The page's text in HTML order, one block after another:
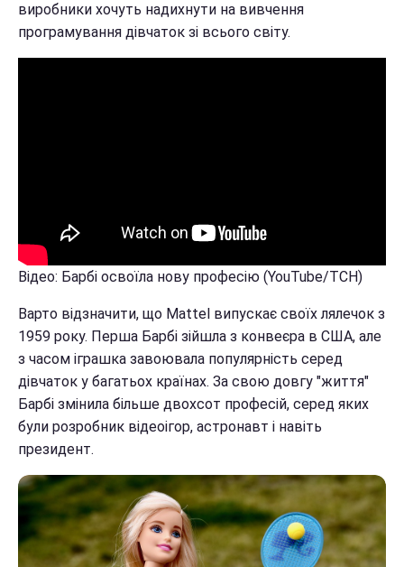
виробники хочуть надихнути на вивчення
програмування дівчаток зі всього світу.
Відео: Барбі освоїла нову професію (YouTube/ТСН)
Варто відзначити, що Mattel випускає своїх лялечок з
1959 року. Перша Барбі зійшла з конвеєра в США, але
з часом іграшка завоювала популярність серед
дівчаток у багатьох країнах. За свою довгу "життя"
Барбі змінила більше двохсот професій, серед яких
були розробник відеоігор, астронавт і навіть
президент.